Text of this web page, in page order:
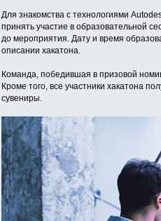
Для знакомства с технологиями
принять участие в образовательной
до мероприятия. Дату и время
описании хакатона.
Команда, победившая в призовой
Кроме того, все участники хакатона
сувениры.